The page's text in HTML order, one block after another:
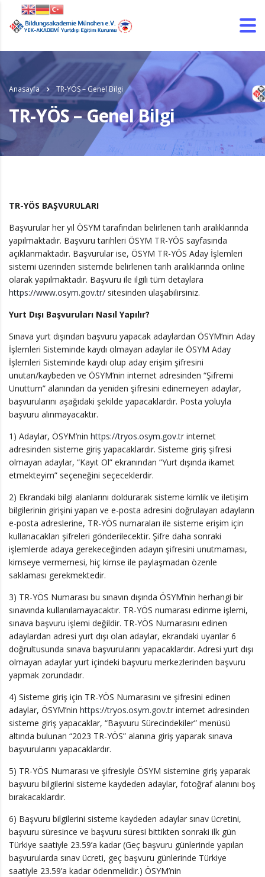
Anasayfa TR-YÖS – Genel Bilgi
TR-YÖS – Genel Bilgi
TR-YÖS BAŞVURULARI
Başvurular her yıl ÖSYM tarafından belirlenen tarih aralıklarında
yapılmaktadır. Başvuru tarihleri ÖSYM TR-YÖS sayfasında
açıklanmaktadır. Başvurular ise, ÖSYM TR-YÖS Aday İşlemleri
sistemi üzerinden sistemde belirlenen tarih aralıklarında online
olarak yapılmaktadır. Başvuru ile ilgili tüm detaylara
https://www.osym.gov.tr/ sitesinden ulaşabilirsiniz.
Yurt Dışı Başvuruları Nasıl Yapılır?
Sınava yurt dışından başvuru yapacak adaylardan ÖSYM’nin Aday
İşlemleri Sisteminde kaydı olmayan adaylar ile ÖSYM Aday
İşlemleri Sisteminde kaydı olup aday erişim şifresini
unutan/kaybeden ve ÖSYM’nin internet adresinden “Şifremi
Unuttum” alanından da yeniden şifresini edinemeyen adaylar,
başvurularını aşağıdaki şekilde yapacaklardır. Posta yoluyla
başvuru alınmayacaktır.
1) Adaylar, ÖSYM’nin https://tryos.osym.gov.tr internet
adresinden sisteme giriş yapacaklardır. Sisteme giriş şifresi
olmayan adaylar, “Kayıt Ol” ekranından “Yurt dışında ikamet
etmekteyim” seçeneğini seçeceklerdir.
2) Ekrandaki bilgi alanlarını doldurarak sisteme kimlik ve iletişim
bilgilerinin girişini yapan ve e-posta adresini doğrulayan adayların
e-posta adreslerine, TR-YÖS numaraları ile sisteme erişim için
kullanacakları şifreleri gönderilecektir. Şifre daha sonraki
işlemlerde adaya gerekeceğinden adayın şifresini unutmaması,
kimseye vermemesi, hiç kimse ile paylaşmadan özenle
saklaması gerekmektedir.
3) TR-YÖS Numarası bu sınavın dışında ÖSYM’nin herhangi bir
sınavında kullanılamayacaktır. TR-YÖS numarası edinme işlemi,
sınava başvuru işlemi değildir. TR-YÖS Numarasını edinen
adaylardan adresi yurt dışı olan adaylar, ekrandaki uyarılar 6
doğrultusunda sınava başvurularını yapacaklardır. Adresi yurt dışı
olmayan adaylar yurt içindeki başvuru merkezlerinden başvuru
yapmak zorundadır.
4) Sisteme giriş için TR-YÖS Numarasını ve şifresini edinen
adaylar, ÖSYM’nin https://tryos.osym.gov.tr internet adresinden
sisteme giriş yapacaklar, “Başvuru Sürecindekiler” menüsü
altında bulunan “2023 TR-YÖS” alanına giriş yaparak sınava
başvurularını yapacaklardır.
5) TR-YÖS Numarası ve şifresiyle ÖSYM sistemine giriş yaparak
başvuru bilgilerini sisteme kaydeden adaylar, fotoğraf alanını boş
bırakacaklardır.
6) Başvuru bilgilerini sisteme kaydeden adaylar sınav ücretini,
başvuru süresince ve başvuru süresi bittikten sonraki ilk gün
Türkiye saatiyle 23.59’a kadar (Geç başvuru günlerinde yapılan
başvurularda sınav ücreti, geç başvuru günlerinde Türkiye
saatiyle 23.59’a kadar ödenmelidir.) ÖSYM’nin